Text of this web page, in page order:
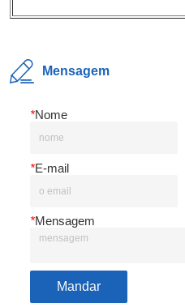
Mensagem
*Nome
*E-mail
*Mensagem
Mandar